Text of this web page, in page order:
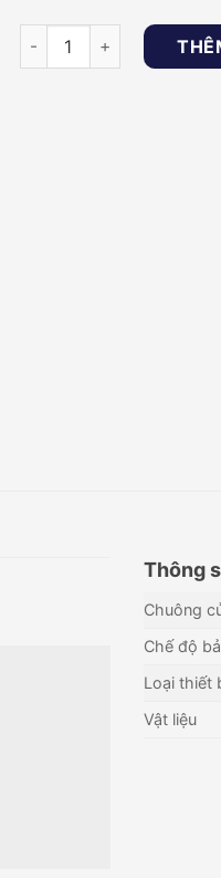
Vỏ che nút nhấn chuông
Thông
Chuông
Chế độ
Loại thiết
Vật liệu